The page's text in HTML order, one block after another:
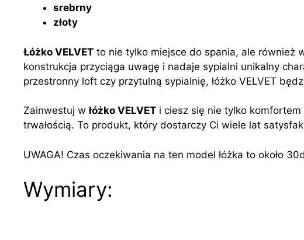
srebrny
złoty
Łóżko VELVET to nie tylko miejsce do spania, ale również
konstrukcja przyciąga uwagę i nadaje sypialni unikalny
przestronny loft czy przytulną sypialnię, łóżko VELVET
Zainwestuj włóżko VELVET i ciesz się nie tylko
trwałością. To produkt, który dostarczy Ci wiele lat
UWAGA! Czas oczekiwania na ten model łóżka to około
Wymiary: